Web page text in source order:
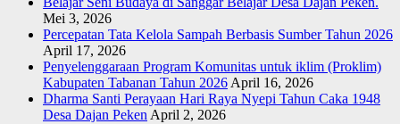
Mei 3, 2026
Percepatan Tata Kelola Sampah Berbasis Sumber Tahun 2026
April 17, 2026
Penyelenggaraan Program Komunitas untuk iklim (Proklim)
Kabupaten Tabanan Tahun 2026 April 16, 2026
Dharma Santi Perayaan Hari Raya Nyepi Tahun Caka 1948
Desa Dajan Peken April 2, 2026